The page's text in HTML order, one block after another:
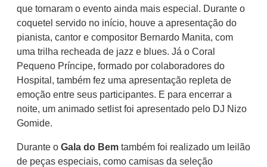
que tornaram o evento ainda mais especial. Durante o
coquetel servido no início, houve a apresentação do
pianista, cantor e compositor Bernardo Manita, com
uma trilha recheada de jazz e blues. Já o Coral
Pequeno Príncipe, formado por colaboradores do
Hospital, também fez uma apresentação repleta de
emoção entre seus participantes. E para encerrar a
noite, um animado setlist foi apresentado pelo DJ Nizo
Gomide.
Durante o Gala do Bem também foi realizado um leilão
de peças especiais, como camisas da seleção